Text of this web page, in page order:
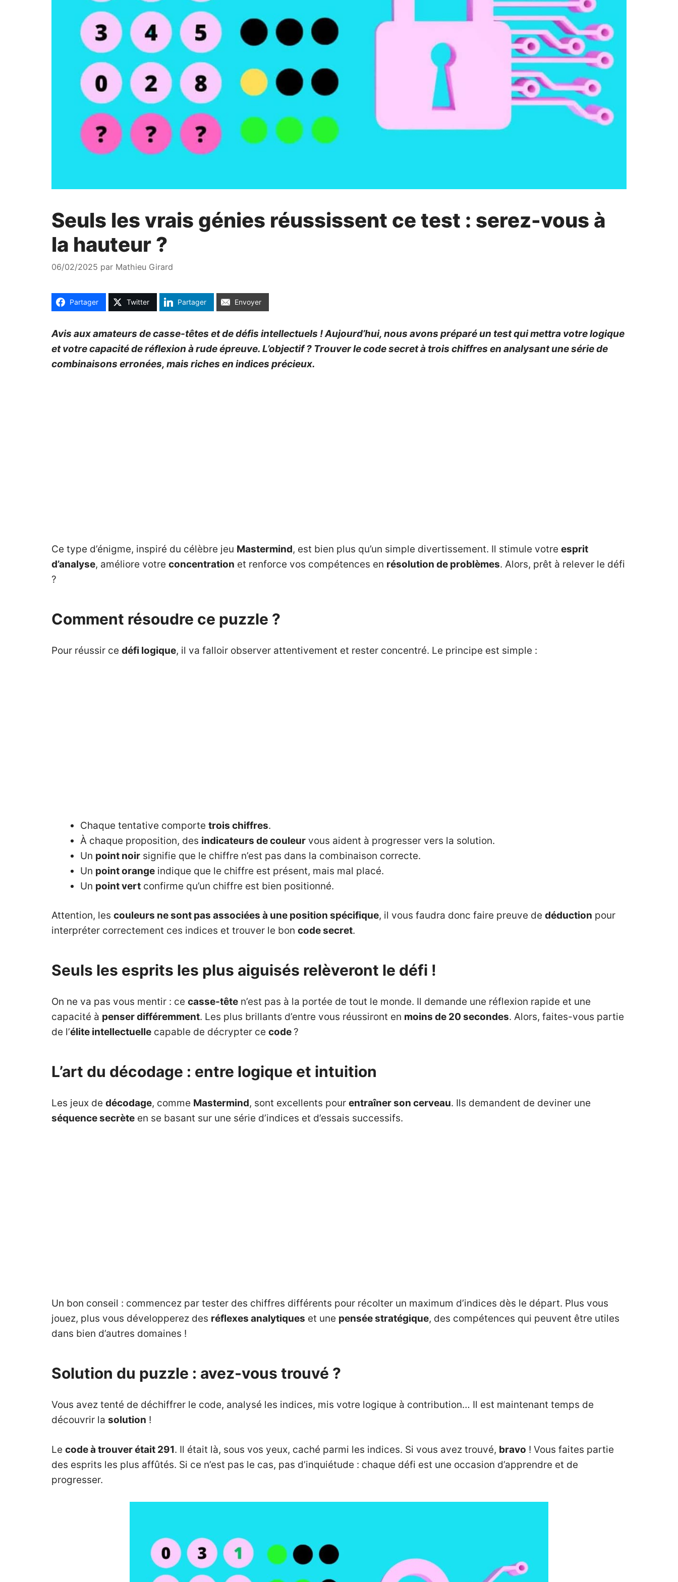
Seuls les vrais génies réussissent ce test : serez-vous à
la hauteur ?
06/02/2025 par Mathieu Girard
Partager Twitter Partager Envoyer
Avis aux amateurs de casse-têtes et de défis intellectuels ! Aujourd’hui, nous avons préparé un test qui mettra votre logique
et votre capacité de réflexion à rude épreuve. L’objectif ? Trouver le code secret à trois chiffres en analysant une série de
combinaisons erronées, mais riches en indices précieux.
Ce type d’énigme, inspiré du célèbre jeu Mastermind, est bien plus qu’un simple divertissement. Il stimule votre esprit
d’analyse, améliore votre concentration et renforce vos compétences en résolution de problèmes. Alors, prêt à relever le défi
?
Comment résoudre ce puzzle ?
Pour réussir ce défi logique, il va falloir observer attentivement et rester concentré. Le principe est simple :
Chaque tentative comporte trois chiffres.
À chaque proposition, des indicateurs de couleur vous aident à progresser vers la solution.
Un point noir signifie que le chiffre n’est pas dans la combinaison correcte.
Un point orange indique que le chiffre est présent, mais mal placé.
Un point vert confirme qu’un chiffre est bien positionné.
Attention, les couleurs ne sont pas associées à une position spécifique, il vous faudra donc faire preuve de déduction pour
interpréter correctement ces indices et trouver le bon code secret.
Seuls les esprits les plus aiguisés relèveront le défi !
On ne va pas vous mentir : ce casse-tête n’est pas à la portée de tout le monde. Il demande une réflexion rapide et une
capacité à penser différemment. Les plus brillants d’entre vous réussiront en moins de 20 secondes. Alors, faites-vous partie
de l’élite intellectuelle capable de décrypter ce code?
L’art du décodage : entre logique et intuition
Les jeux de décodage, comme Mastermind, sont excellents pour entraîner son cerveau. Ils demandent de deviner une
séquence secrète en se basant sur une série d’indices et d’essais successifs.
Un bon conseil : commencez par tester des chiffres différents pour récolter un maximum d’indices dès le départ. Plus vous
jouez, plus vous développerez des réflexes analytiques et une pensée stratégique, des compétences qui peuvent être utiles
dans bien d’autres domaines !
Solution du puzzle : avez-vous trouvé ?
Vous avez tenté de déchiffrer le code, analysé les indices, mis votre logique à contribution… Il est maintenant temps de
découvrir la solution !
Le code à trouver était 291. Il était là, sous vos yeux, caché parmi les indices. Si vous avez trouvé, bravo ! Vous faites partie
des esprits les plus affûtés. Si ce n’est pas le cas, pas d’inquiétude : chaque défi est une occasion d’apprendre et de
progresser.